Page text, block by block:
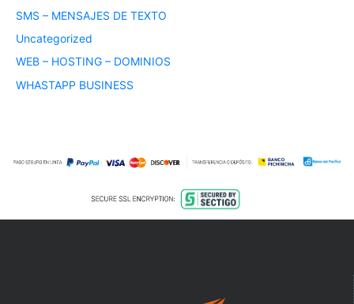
SMS – MENSAJES DE TEXTO
Uncategorized
WEB – HOSTING – DOMINIOS
WHASTAPP BUSINESS